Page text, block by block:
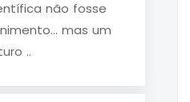
não fosse
mas um
..